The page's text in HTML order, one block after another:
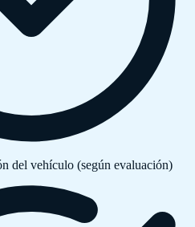
del vehículo (según evaluación)